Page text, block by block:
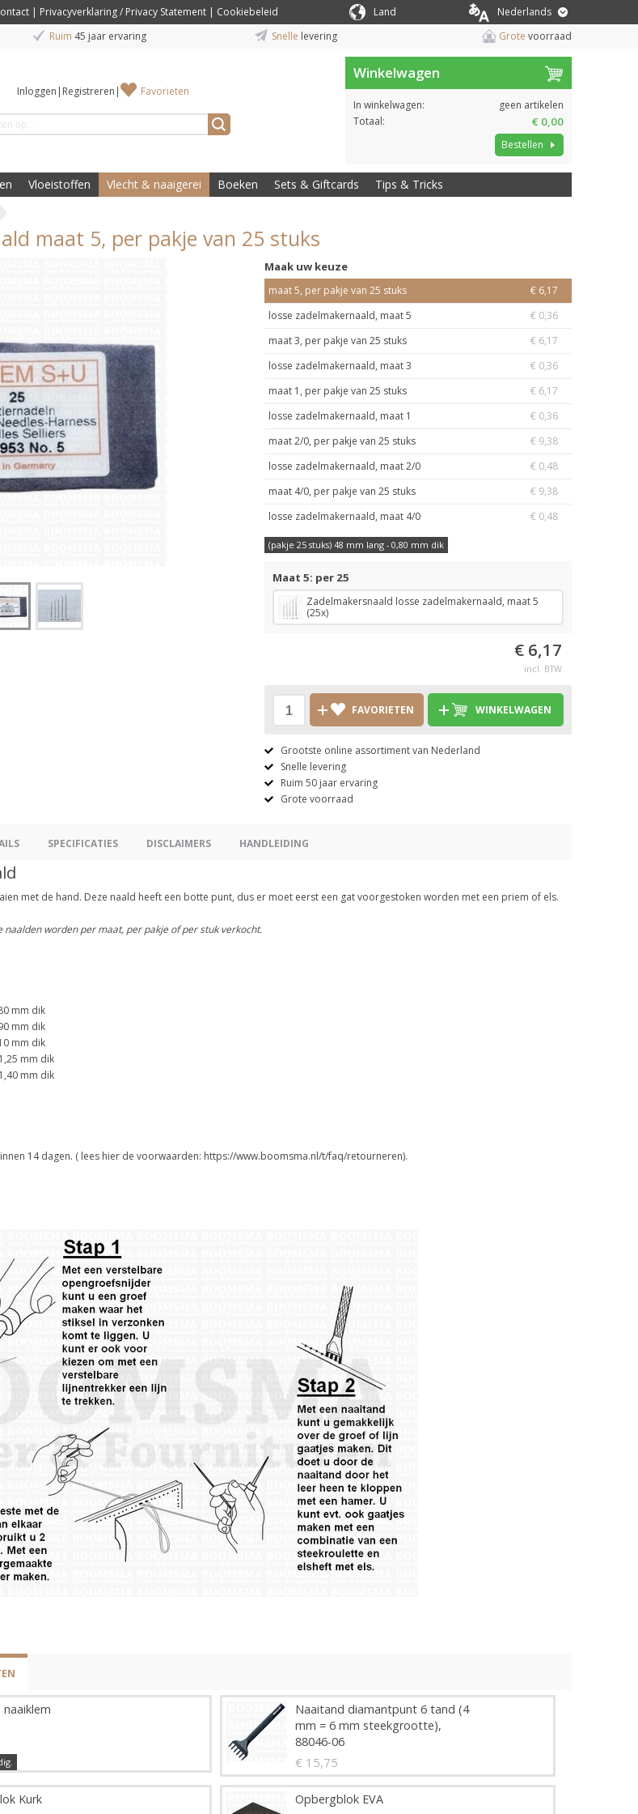
| Privacyverklaring / Privacy Statement | Cookiebeleid Land
Nederlands
Ruim 45 jaar ervaring Snelle levering Grote voorraad
Inloggen | Registreren | Favorieten
Winkelwagen
In winkelwagen:
geen artikelen
Totaal:
€ 0,00
Bestellen
Vloeistoffen Vlecht & naaigerei Boeken Sets & Giftcards Tips & Tricks
maat 5, per pakje van 25 stuks
Maak uw keuze
maat 5, per pakje van 25 stuks
€ 6,17
losse zadelmakernaald, maat 5
€ 0,36
maat 3, per pakje van 25 stuks
€ 6,17
losse zadelmakernaald, maat 3
€ 0,36
maat 1, per pakje van 25 stuks
€ 6,17
losse zadelmakernaald, maat 1
€ 0,36
maat 2/0, per pakje van 25 stuks
€ 9,38
losse zadelmakernaald, maat 2/0
€ 0,48
maat 4/0, per pakje van 25 stuks
€ 9,38
losse zadelmakernaald, maat 4/0
€ 0,48
(pakje 25 stuks) 48 mm lang - 0,80 mm dik
Maat 5: per 25
Zadelmakersnaald losse zadelmakernaald, maat 5
(25x)
€ 6,17
incl. BTW
FAVORIETEN WINKELWAGEN
Grootste online assortiment van Nederland
Snelle levering
Ruim 50 jaar ervaring
Grote voorraad
SPECIFICATIES DISCLAIMERS HANDLEIDING
met de hand. Deze naald heeft een botte punt, dus er moet eerst een gat voorgestoken worden met een priem of els.
naalden worden per maat, per pakje of per stuk verkocht.
mm dik
mm dik
mm dik
mm dik
mm dik
14 dagen. ( lees hier de voorwaarden: https://www.boomsma.nl/t/faq/retourneren).
naaiklem
Naaitand diamantpunt 6 tand (4
mm = 6 mm steekgrootte),
88046-06
€ 15,75
Kurk Opbergblok EVA